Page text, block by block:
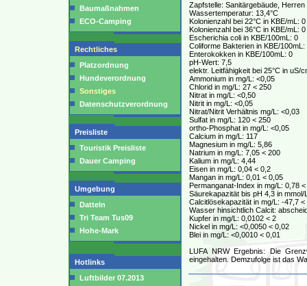
Baumaßnahmen
ECO-Camping
Rechtliches
Platzordnung
Hundeverordnung
Sonstiges
Datenschutzverordnung
Preisliste
Touristik Preisliste
Dauer Camping
Umgebung
Datteln
Tri Team Tus09
Hohe-Mark
Hotlinks
Luftbilder 07.2013
Zapfstelle: Sanitärgebäude, Herren
Wassertemperatur: 13,4°C
Kolonienzahl bei 22°C in KBE/mL:
Kolonienzahl bei 36°C in KBE/mL:
Escherichia coli in KBE/100mL: 0
Coliforme Bakterien in KBE/100mL:
Enterokokken in KBE/100mL: 0
pH-Wert: 7,5
elektr. Leitfähigkeit bei 25°C in uS/
Ammonium in mg/L: <0,05
Chlorid in mg/L: 27 < 250
Nitrat in mg/L: <0,50
Nitrit in mg/L: <0,05
Nitrat/Nitrit Verhältnis mg/L: <0,03
Sulfat in mg/L: 120 < 250
ortho-Phosphat in mg/L: <0,05
Calcium in mg/L: 117
Magnesium in mg/L: 5,86
Natrium in mg/L: 7,05 < 200
Kalium in mg/L: 4,44
Eisen in mg/L: 0,04 < 0,2
Mangan in mg/L: 0,01 < 0,05
Permanganat-Index in mg/L: 0,78 <
Säurekapazität bis pH 4,3 in mmol/
Calcitlösekapazität in mg/L: -47,7 <
Wasser hinsichtlich Calcit:
Kupfer in mg/L: 0,0102 < 2
Nickel in mg/L: <0,0050 < 0,02
Blei in mg/L: <0,0010 < 0,01
LUFA NRW Ergebnis: Die
eingehalten. Demzufolge ist das